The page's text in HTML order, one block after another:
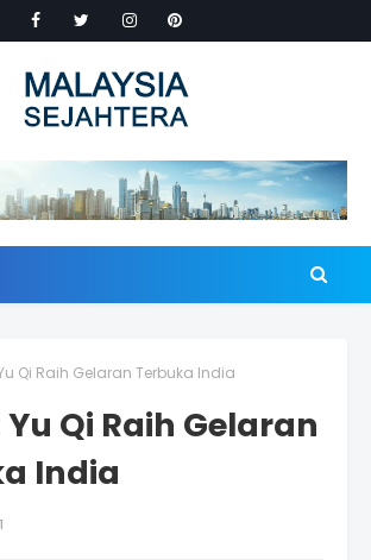
Qi Raih Gelaran Terbuka India
Qi Raih Gelaran
India